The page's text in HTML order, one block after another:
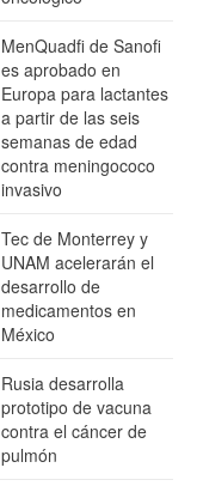
MenQuadfi de Sanofi
es aprobado en
Europa para lactantes
a partir de las seis
semanas de edad
contra meningococo
invasivo
Tec de Monterrey y
UNAM acelerarán el
desarrollo de
medicamentos en
México
Rusia desarrolla
prototipo de vacuna
contra el cáncer de
pulmón